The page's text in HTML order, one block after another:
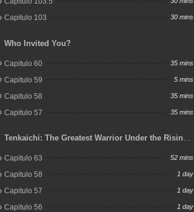
Capitulo 103 30 mins
Who Invited You?
Capitulo 60 35 mins
Capitulo 59 5 mins
Capitulo 58 35 mins
Capitulo 57 35 mins
Tenkaichi: The Greatest Warrior Under the Rising
Capitulo 63 52 mins
Capitulo 58 1 day
Capitulo 57 1 day
Capitulo 56 1 day